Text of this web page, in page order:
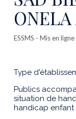
ESSMS - Mis en
Type
Publics
situation de
handicap enfant